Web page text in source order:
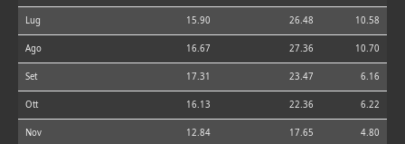
Lug 15.90 26.48 10.58
Ago 16.67 27.36 10.70
Set 17.31 23.47 6.16
Ott 16.13 22.36 6.22
Nov 12.84 17.65 4.80